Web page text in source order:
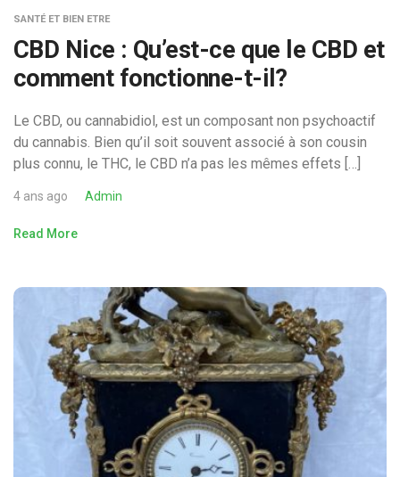
SANTÉ ET BIEN ETRE
CBD Nice : Qu’est-ce que le CBD et
comment fonctionne-t-il?
Le CBD, ou cannabidiol, est un composant non psychoactif
du cannabis. Bien qu’il soit souvent associé à son cousin
plus connu, le THC, le CBD n’a pas les mêmes effets […]
4 ans ago Admin
Read More